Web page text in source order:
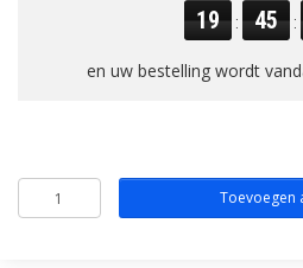
19 : 45 :
en uw bestelling wordt
Toevoegen